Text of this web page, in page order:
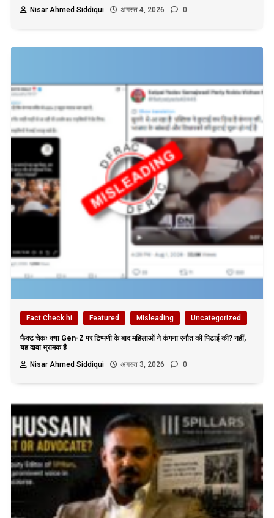
Nisar Ahmed Siddiqui अगस्त 4, 2026 0
Fact Check hi Featured Misleading Uncategorized
फैक्ट चेकः क्या Gen-Z पर टिप्पणी के बाद महिलाओं ने कंगना रनौत की पिटाई की? नहीं,
यह दावा भ्रामक है
Nisar Ahmed Siddiqui
अगस्त 3, 2026 0